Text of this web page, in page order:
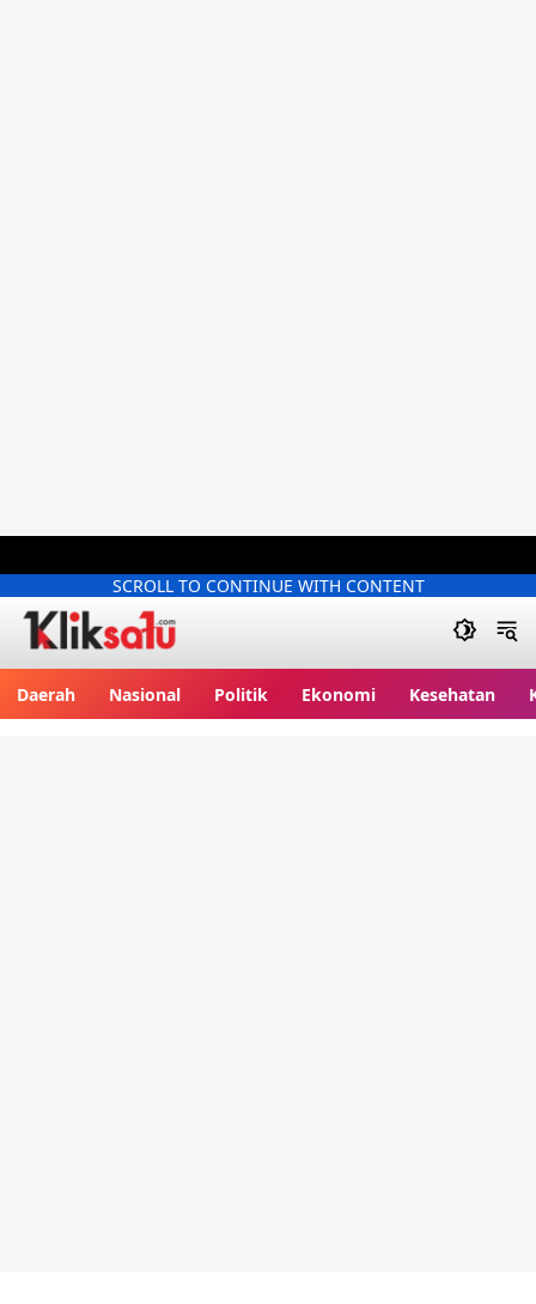
SCROLL TO CONTINUE WITH CONTENT
Daerah Nasional Politik Ekonomi Kesehatan